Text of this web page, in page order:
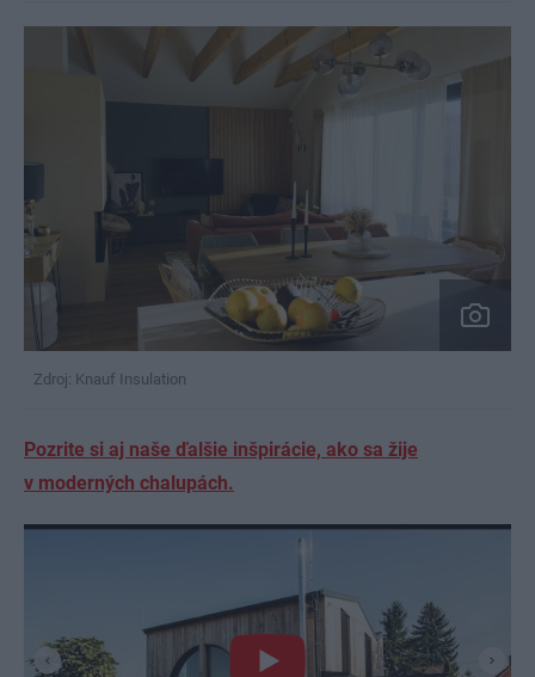
Zdroj: Knauf Insulation
Pozrite si aj naše ďalšie inšpirácie, ako sa žije
v moderných chalupách.